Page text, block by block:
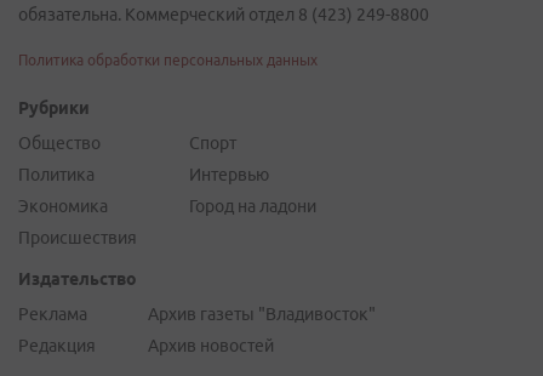
обязательна. Коммерческий отдел 8 (423) 249-8800
Политика обработки персональных данных
Рубрики
Общество
Политика
Экономика
Происшествия
Спорт
Интервью
Город на ладони
Издательство
Реклама
Редакция
Архив газеты "Владивосток"
Архив новостей